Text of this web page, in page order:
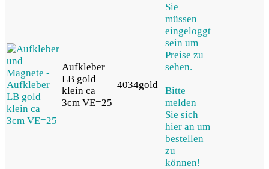
Aufkleber
LB gold
klein ca
3cm VE=25
4034gold
Sie
müssen
eingeloggt
sein um
Preise zu
sehen.
Bitte
melden
Sie sich
hier an um
bestellen
zu
können!